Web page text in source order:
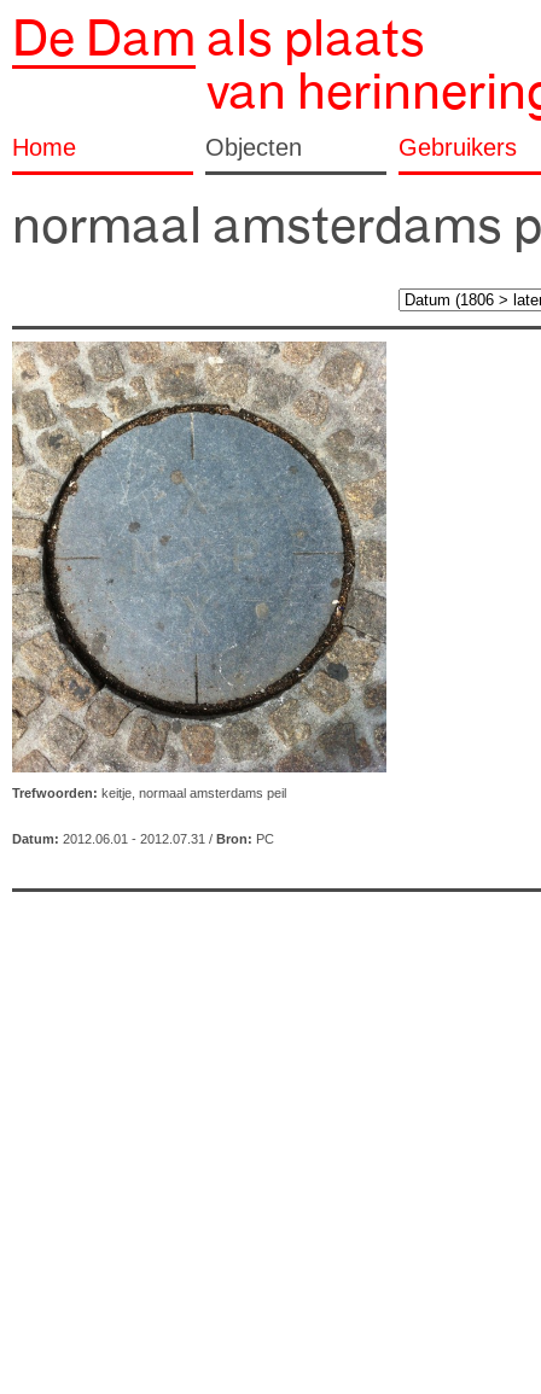
De Dam als plaats
van
Home Objecten Gebruikers
normaal amsterdams
Trefwoorden: keitje, normaal amsterdams peil
Datum: 2012.06.01 - 2012.07.31 / Bron: PC